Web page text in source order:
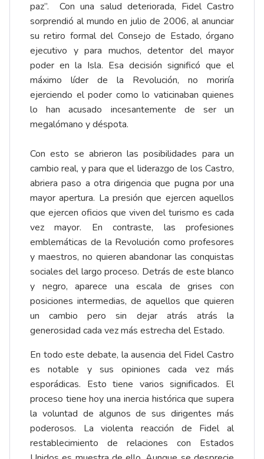
paz”. Con una salud deteriorada, Fidel Castro
sorprendió al mundo en julio de 2006, al anunciar
su retiro formal del Consejo de Estado, órgano
ejecutivo y para muchos, detentor del mayor
poder en la Isla. Esa decisión significó que el
máximo líder de la Revolución, no moriría
ejerciendo el poder como lo vaticinaban quienes
lo han acusado incesantemente de ser un
megalómano y déspota.
Con esto se abrieron las posibilidades para un
cambio real, y para que el liderazgo de los Castro,
abriera paso a otra dirigencia que pugna por una
mayor apertura. La presión que ejercen aquellos
que ejercen oficios que viven del turismo es cada
vez mayor. En contraste, las profesiones
emblemáticas de la Revolución como profesores
y maestros, no quieren abandonar las conquistas
sociales del largo proceso. Detrás de este blanco
y negro, aparece una escala de grises con
posiciones intermedias, de aquellos que quieren
un cambio pero sin dejar atrás atrás la
generosidad cada vez más estrecha del Estado.
En todo este debate, la ausencia del Fidel Castro
es notable y sus opiniones cada vez más
esporádicas. Esto tiene varios significados. El
proceso tiene hoy una inercia histórica que supera
la voluntad de algunos de sus dirigentes más
poderosos. La violenta reacción de Fidel al
restablecimiento de relaciones con Estados